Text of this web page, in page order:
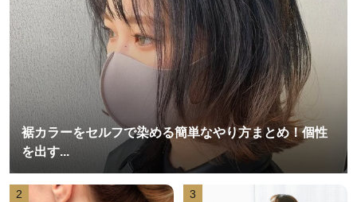
裾カラーをセルフで染める簡単なやり方まとめ！個性
を出す...
2 3